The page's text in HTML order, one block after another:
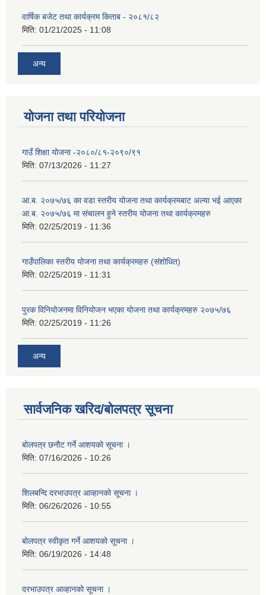
वार्षिक बजेट तथा कार्यक्रम किताब - २०८१/८२
मिति: 01/21/2025 - 11:08
अन्य
योजना तथा परियोजना
गाउँ शिक्षा योजना -२०८०/८१-२०९०/९१
मिति: 07/13/2026 - 11:27
आ.ब. २०७५/७६ का वडा स्तरीय योजना तथा कार्यक्रमबाट अल्या भई आएका
आ.ब. २०७५/७६ मा स‌ंचालन हुने स्तरीय योजना तथा कार्यक्रमहरु
मिति: 02/25/2019 - 11:36
गाउँपालिका स्तरीय योजना तथा कार्यक्रमहरु (स‌ंशोधित)
मिति: 02/25/2019 - 11:31
पुरक विनियोजनमा विनियोजन भएका योजना तथा कार्यक्रमहरु २०७५/७६
मिति: 02/25/2019 - 11:26
अन्य
सार्वजनिक खरिद/बोलपत्र सूचना
बोलपत्र छनौट गर्ने आशयको सूचना ।
मिति: 07/16/2026 - 10:26
शिलबन्दि दरभाउपत्र आव्हानको सूचना ।
मिति: 06/26/2026 - 10:55
बोलपत्र स्वीकृत गर्ने आशयको सूचना ।
मिति: 06/19/2026 - 14:48
दरभाउपत्र आव्हानको सूचना ।